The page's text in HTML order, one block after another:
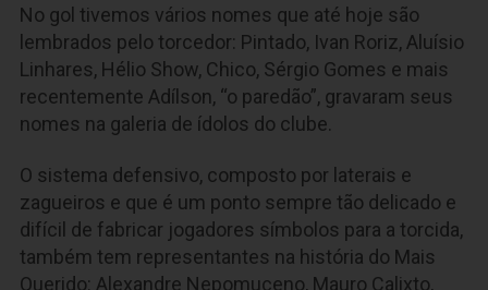
No gol tivemos vários nomes que até hoje são
lembrados pelo torcedor: Pintado, Ivan Roriz, Aluísio
Linhares, Hélio Show, Chico, Sérgio Gomes e mais
recentemente Adílson, “o paredão”, gravaram seus
nomes na galeria de ídolos do clube.
O sistema defensivo, composto por laterais e
zagueiros e que é um ponto sempre tão delicado e
difícil de fabricar jogadores símbolos para a torcida,
também tem representantes na história do Mais
Querido: Alexandre Nepomuceno, Mauro Calixto,